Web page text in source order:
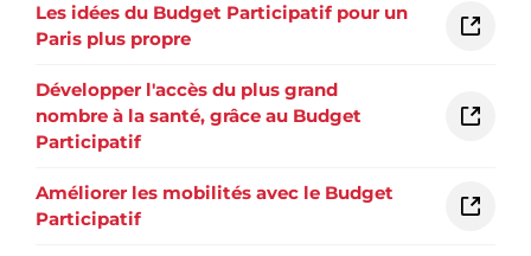
Les idées du Budget Participatif pour un
Paris plus propre
Développer l'accès du plus grand
nombre à la santé, grâce au Budget
Participatif
Améliorer les mobilités avec le Budget
Participatif